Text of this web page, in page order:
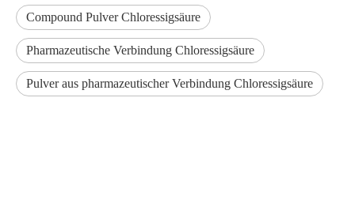
Compound Pulver Chloressigsäure
Pharmazeutische Verbindung Chloressigsäure
Pulver aus pharmazeutischer Verbindung Chloressigsäure